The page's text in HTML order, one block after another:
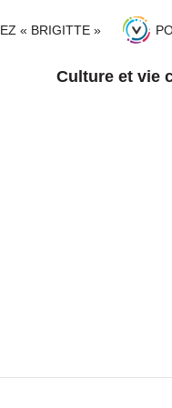
« BRIGITTE »
Culture et vie